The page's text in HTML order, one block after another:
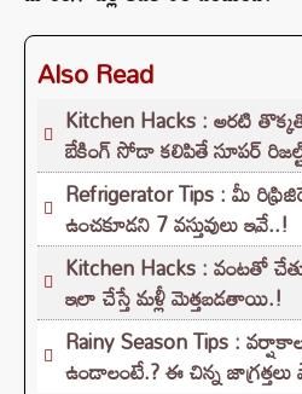
Also Read
Kitchen Hacks : అరటి
బేకింగ్ సోడా కలిపితే సూపర్
Refrigerator Tips : మీ
ఉంచకూడని 7 వస్తువులు ఇవే..!
Kitchen Hacks : వంటతో
ఇలా చేస్తే మళ్లీ మెత్తబడతాయి.!
Rainy Season Tips :
ఉండాలంటే.? ఈ చిన్న